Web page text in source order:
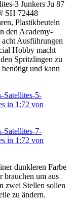
Plastikbeuteln
den Academy-
Ausführungen
Hobby macht
Spritzlingen zu
und kann
dunkleren Farbe
brauchen um aus
zwei Stellen sollen
zu ändern.